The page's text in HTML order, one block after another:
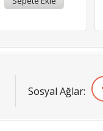
Sosyal Ağlar: